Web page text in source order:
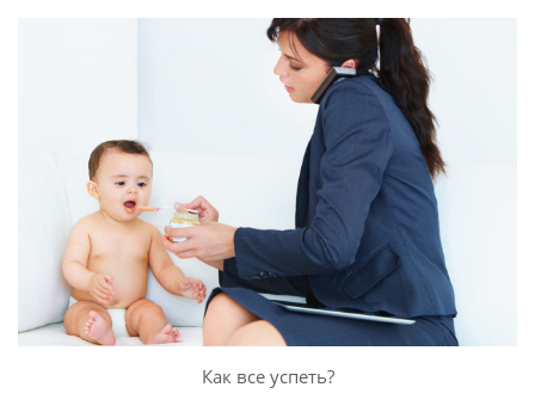
Как все успеть?